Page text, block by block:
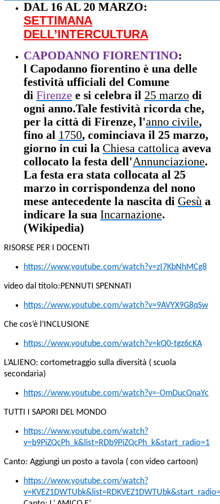
DAL 16 AL 20 MARZO:
SETTIMANA
DELL’INTERCULTURA
CAPODANNO FIORENTINO:
l Capodanno fiorentino è una delle
festività ufficiali del Comune
di Firenze e si celebra il 25 marzo di
ogni anno.Tale festività ricorda che,
per la città di Firenze, l'anno civile,
fino al 1750, cominciava il 25 marzo,
giorno in cui la Chiesa cattolica aveva
collocato la festa dell'Annunciazione.
La festa era stata collocata al 25
marzo in corrispondenza del nono
mese antecedente la nascita di Gesù a
indicare la sua Incarnazione.
(Wikipedia)
RISORSE PER I DOCENTI
https://www.youtube.com/watch?v=zI7KbNhMCg8
video dal titolo:PENNUTI SPENNATI
https://www.youtube.com/watch?v=9AVYX9G8qSw
Che cos’è l’INCLUSIONE
https://www.youtube.com/watch?v=kQ0-tgz6cKA
L’ALIENO: cortometraggio sulla diversità ( scuola
secondaria)
https://www.youtube.com/watch?v=-OmDucQnaYc
TUTTI I SAPORI DEL MONDO
https://www.youtube.com/watch?
v=b9PiZQcPh_k&list=RDb9PiZQcPh_k&start_radio=1
Canto: Aggiungi un posto a tavola ( con video cartoon)
https://www.youtube.com/watch?